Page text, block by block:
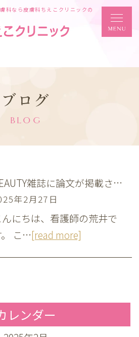
科なら皮膚科ちえこクリニックの
ブログ
BLOG
BEAUTY雑誌に論文が掲載されました
年2月27日
んにちは、看護師の荒井で
。 こ…[read more]
レンダー